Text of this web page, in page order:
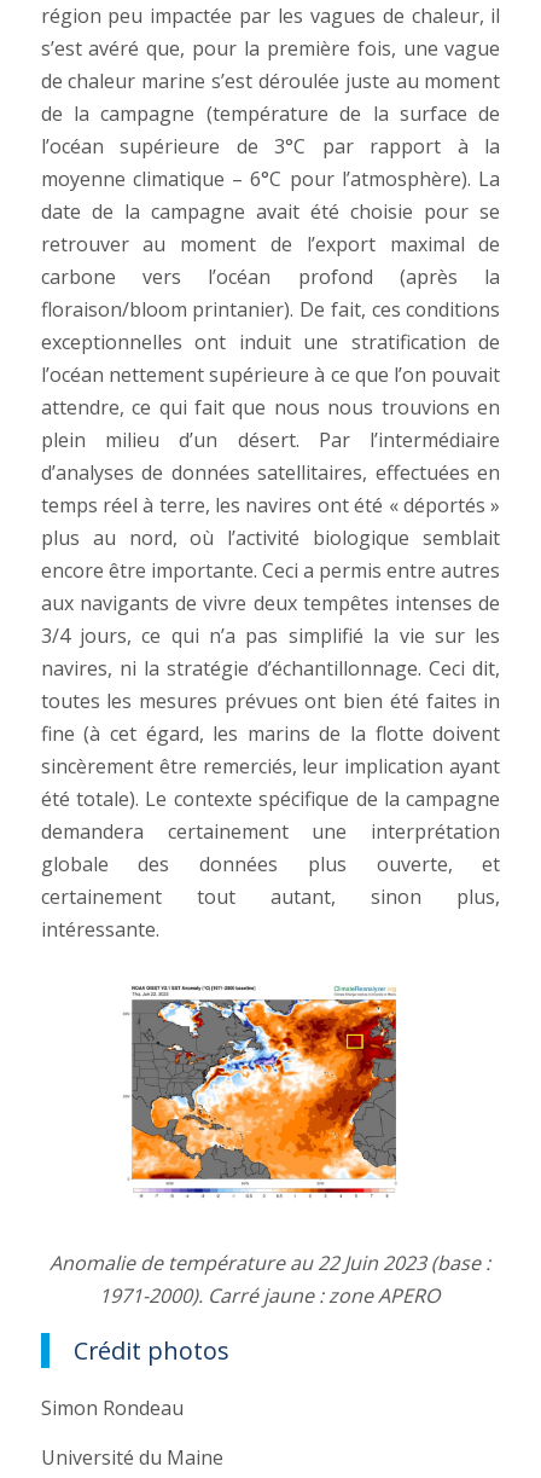
région peu impactée par les vagues de chaleur, il
s’est avéré que, pour la première fois, une vague
de chaleur marine s’est déroulée juste au moment
de la campagne (température de la surface de
l’océan supérieure de 3°C par rapport à la
moyenne climatique – 6°C pour l’atmosphère). La
date de la campagne avait été choisie pour se
retrouver au moment de l’export maximal de
carbone vers l’océan profond (après la
floraison/bloom printanier). De fait, ces conditions
exceptionnelles ont induit une stratification de
l’océan nettement supérieure à ce que l’on pouvait
attendre, ce qui fait que nous nous trouvions en
plein milieu d’un désert. Par l’intermédiaire
d’analyses de données satellitaires, effectuées en
temps réel à terre, les navires ont été « déportés »
plus au nord, où l’activité biologique semblait
encore être importante. Ceci a permis entre autres
aux navigants de vivre deux tempêtes intenses de
3/4 jours, ce qui n’a pas simplifié la vie sur les
navires, ni la stratégie d’échantillonnage. Ceci dit,
toutes les mesures prévues ont bien été faites in
fine (à cet égard, les marins de la flotte doivent
sincèrement être remerciés, leur implication ayant
été totale). Le contexte spécifique de la campagne
demandera certainement une interprétation
globale des données plus ouverte, et
certainement tout autant, sinon plus,
intéressante.
Anomalie de température au 22 Juin 2023 (base :
1971-2000). Carré jaune : zone APERO
Crédit photos
Simon Rondeau
Université du Maine